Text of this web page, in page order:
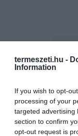
termeszeti.hu -
Information
If you wish to opt-
processing of your
targeted advertising
section to confirm
opt-out request is
KEGYETLEN
SAJÁT